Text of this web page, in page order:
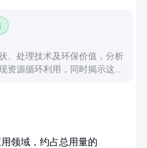
、处理技术及环保价值，分析
资源循环利用，同时揭示这一
领域，约占总用量的